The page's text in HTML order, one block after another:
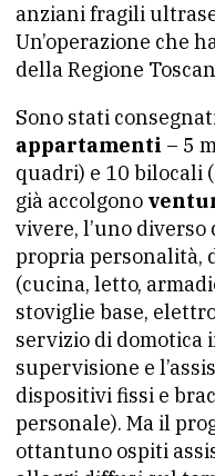
anziani fragili
Un’operazione che
della Regione
Sono stati
appartamenti – 5
quadri) e 10 bilocali
già accolgono
vivere, l’uno
propria personalità,
(cucina, letto,
stoviglie base,
servizio di domotica
supervisione e
dispositivi fissi e
personale). Ma il
ottantuno ospiti